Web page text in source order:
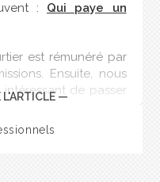
: Qui paye un
est rémunéré par
Ensuite, nous
de passer
du réseau
L'ARTICLE —